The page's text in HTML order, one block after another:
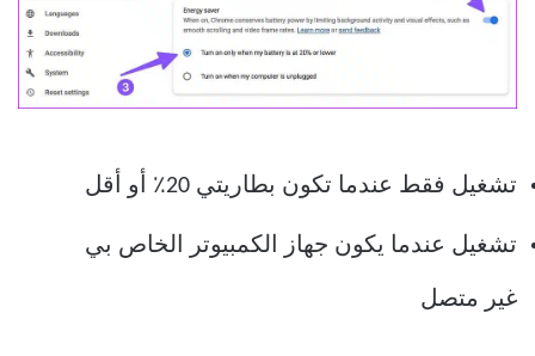
تشغيل فقط عندما تكون بطاريتي 20٪ أو أقل
تشغيل عندما يكون جهاز الكمبيوتر الخاص بي
غير متصل